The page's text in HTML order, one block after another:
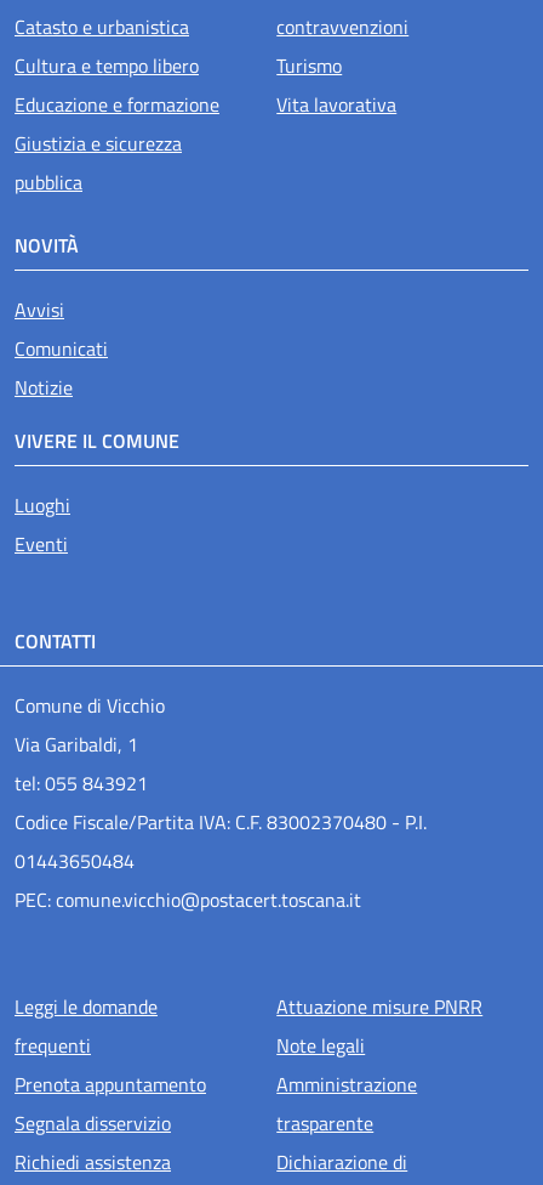
Catasto e urbanistica
Cultura e tempo libero
Educazione e formazione
Giustizia e sicurezza
pubblica
contravvenzioni
Turismo
Vita lavorativa
NOVITÀ
Avvisi
Comunicati
Notizie
VIVERE IL COMUNE
Luoghi
Eventi
CONTATTI
Comune di Vicchio
Via Garibaldi, 1
tel: 055 843921
Codice Fiscale/Partita IVA: C.F. 83002370480 - P.I.
01443650484
PEC: comune.vicchio@postacert.toscana.it
Menu piè di pagina
Leggi le domande
frequenti
Prenota appuntamento
Segnala disservizio
Richiedi assistenza
Attuazione misure PNRR
Note legali
Amministrazione
trasparente
Dichiarazione di